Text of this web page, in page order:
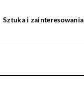
Sztuka i zainteresowania